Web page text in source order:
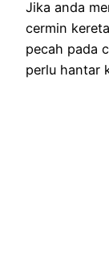
Jika anda
cermin
pecah pada
perlu hantar